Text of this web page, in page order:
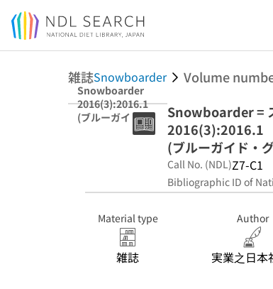
Jump to main content
雑誌Snowboarder Volume
Snowboarder
2016(3):2016.1
(ブルーガイド・
グラフィック)
Snowboarder =
2016(3):2016.1
(ブルーガイド・
Call No. (NDL)Z7-C1
Bibliographic ID of
Material type
雑誌
Author
実業之日本